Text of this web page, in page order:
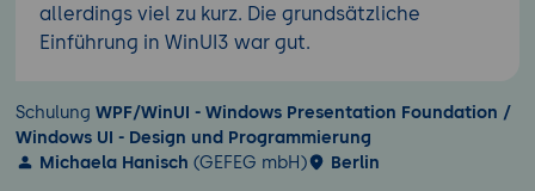
allerdings viel zu kurz. Die grundsätzliche
Einführung in WinUI3 war gut.
Schulung WPF/WinUI - Windows Presentation Foundation /
Windows UI - Design und Programmierung
Michaela Hanisch (GEFEG mbH) Berlin